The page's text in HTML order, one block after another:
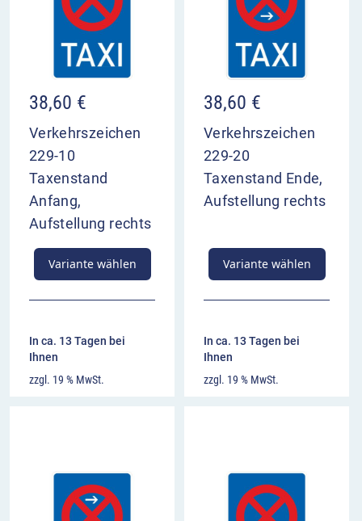
38,60 €
Verkehrszeichen
229-10
Taxenstand
Anfang,
Aufstellung rechts
Variante wählen
In ca. 13 Tagen bei
Ihnen
zzgl. 19 % MwSt.
38,60 €
Verkehrszeichen
229-20
Taxenstand Ende,
Aufstellung rechts
Variante wählen
In ca. 13 Tagen bei
Ihnen
zzgl. 19 % MwSt.